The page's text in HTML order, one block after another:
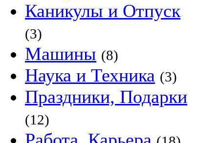
Каникулы и Отпуск
(3)
Машины (8)
Наука и Техника (3)
Праздники, Подарки
(12)